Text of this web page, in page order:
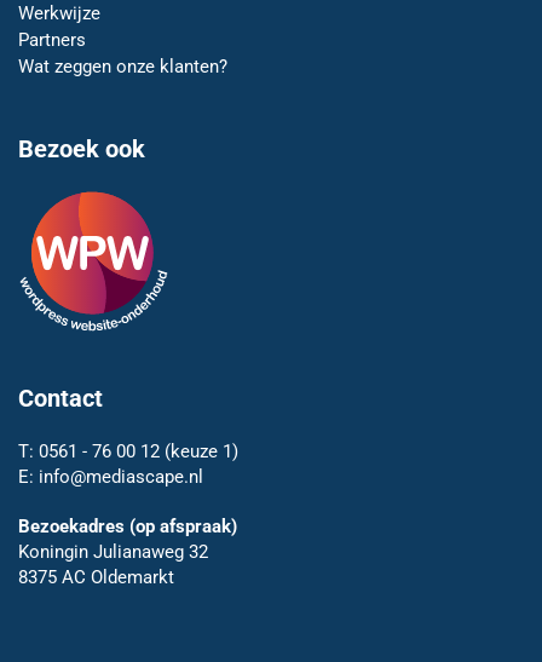
Werkwijze
Partners
Wat zeggen onze klanten?
Bezoek ook
Contact
T: 0561 - 76 00 12 (keuze 1)
E: info@mediascape.nl
Bezoekadres (op afspraak)
Koningin Julianaweg 32
8375 AC Oldemarkt